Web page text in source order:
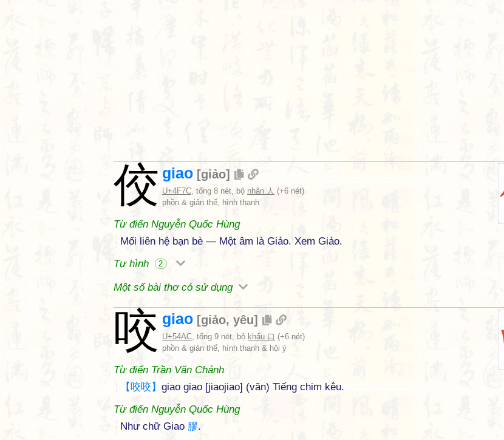
佼 giao [giảo]
U+4F7C, tổng 8 nét, bộ nhân 人 (+6 nét)
phồn & giản thể, hình thanh
Từ điển Nguyễn Quốc Hùng
Mối liên hệ bạn bè — Một âm là Giảo. Xem Giảo.
Tự hình
2
Một số bài thơ có sử dụng
咬 giao [giảo, yêu]
U+54AC, tổng 9 nét, bộ khẩu 口 (+6 nét)
phồn & giản thể, hình thanh & hội ý
Từ điển Trần Văn Chánh
【咬咬 】 giao giao [jiaojiao] (văn) Tiếng chim kêu.
Từ điển Nguyễn Quốc Hùng
Như chữ Giao 膠.